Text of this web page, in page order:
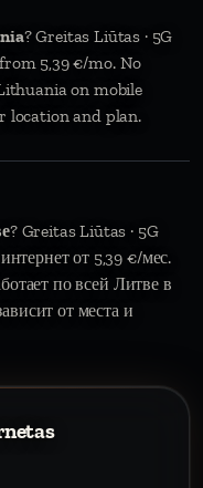
? Greitas Liūtas · 5G
5,39 €/mo. No
on mobile
location and plan.
? Greitas Liūtas · 5G
от 5,39 €/мес.
по всей Литве в
от места и